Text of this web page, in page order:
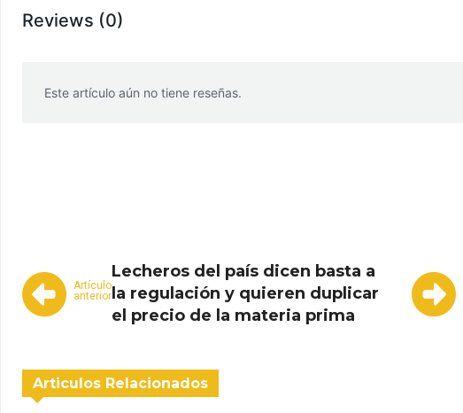
Reviews (0)
Este artículo aún no tiene reseñas.
Artículo
anterior
Lecheros del país dicen basta a
la regulación y quieren duplicar
el precio de la materia prima
Articulos Relacionados